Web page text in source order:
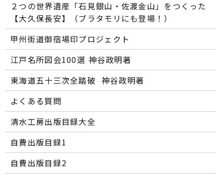
２つの世界遺産「石見銀山・佐渡金山」をつくった
【大久保長安】（ブラタモリにも登場！）
甲州街道御宿場印プロジェクト
江戸名所図会100選―― 神谷政明著
東海道五十三次全踏破 ―― 神谷政明著
よくある質問
清水工房出版目録大全
自費出版目録1
自費出版目録2